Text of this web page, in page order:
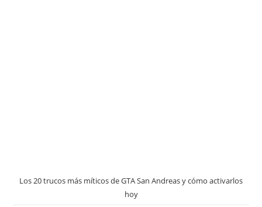
Los 20 trucos más míticos de GTA San Andreas y cómo activarlos
hoy